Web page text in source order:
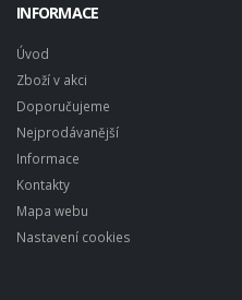
INFORMACE
Úvod
Zboží v akci
Doporučujeme
Nejprodávanější
Informace
Kontakty
Mapa webu
Nastavení cookies